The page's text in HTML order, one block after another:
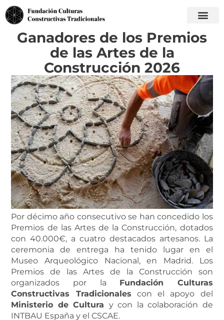
Ganadores de los Premios
de las Artes de la
Construcción 2026
Por décimo año consecutivo se han concedido los
Premios de las Artes de la Construcción, dotados
con 40.000€, a cuatro destacados artesanos. La
ceremonia de entrega ha tenido lugar en el
Museo Arqueológico Nacional, en Madrid. Los
Premios de las Artes de la Construcción son
organizados por la Fundación Culturas
Constructivas Tradicionales con el apoyo del
Ministerio de Cultura y con la colaboración de
INTBAU España y el CSCAE.